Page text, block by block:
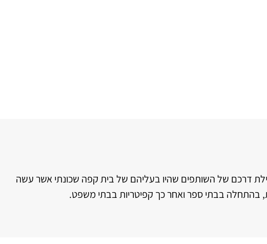
בתחילת דרכם של השותפים שהיו בעליהם של בית קפה שכונתי אשר עשה
בהתחלה בבתי ספר ואחר כך קפיטריות בבתי משפט.